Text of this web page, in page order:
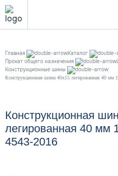
Главная
Каталог
Прокат общего назначения
Конструкционные шины
Конструкционная шина 40х15 легированная 40
Конструкционная
легированная 40
4543-2016